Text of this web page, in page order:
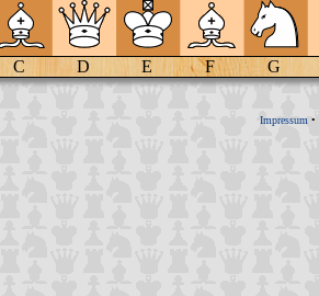
C D E F G
Impressum •